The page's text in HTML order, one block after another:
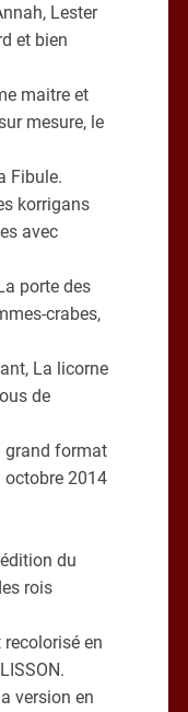
Lester
et bien
maitre et
mesure, le
Fibule.
korrigans
avec
porte des
crabes,
La licorne
de
grand format
octobre 2014
du
rois
en
version en